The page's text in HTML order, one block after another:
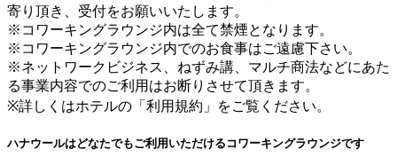
寄り頂き、受付をお願いいたします。
※コワーキングラウンジ内は全て禁煙となります。
※コワーキングラウンジ内でのお食事はご遠慮下さい。
※ネットワークビジネス、ねずみ講、マルチ商法などにあた
る事業内容でのご利用はお断りさせて頂きます。
※詳しくはホテルの「利用規約」をご覧ください。
ハナウールはどなたでもご利用いただけるコワーキングラウンジです